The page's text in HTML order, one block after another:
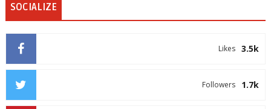
SOCIALIZE
3.5k
Likes
1.7k
Followers